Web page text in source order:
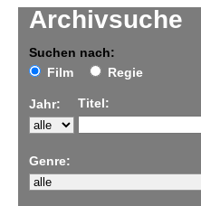
Archivsuche
Suchen nach:
Film
Regie
Jahr: Titel:
Genre: